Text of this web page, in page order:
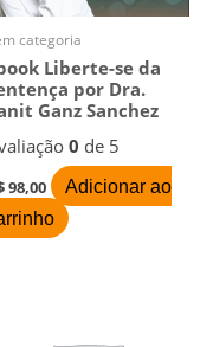
categoria
Liberte-se da
por Dra.
Ganz Sanchez
0 de 5
98,00
Adicionar ao